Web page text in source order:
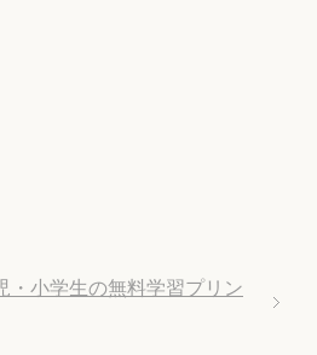
・小学生の無料学習プリン